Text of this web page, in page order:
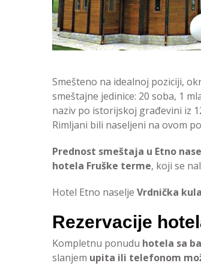
Smešteno na idealnoj poziciji,
smeštajne jedinice: 20 soba, 1
naziv po istorijskoj građevini iz
Rimljani bili naseljeni na ovom
Prednost smeštaja u Etno
hotela Fruške terme, koji se
Hotel Etno naselje Vrdnička kula
Rezervacije
Kompletnu ponudu hotela sa
slanjem upita ili telefonom